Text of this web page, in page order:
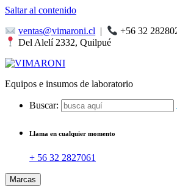
Saltar al contenido
ventas@vimaroni.cl | +56 32
Del Alelí 2332, Quilpué
Equipos e insumos de laboratorio
Buscar:
Llama en cualquier momento
+ 56 32 2827061
Marcas